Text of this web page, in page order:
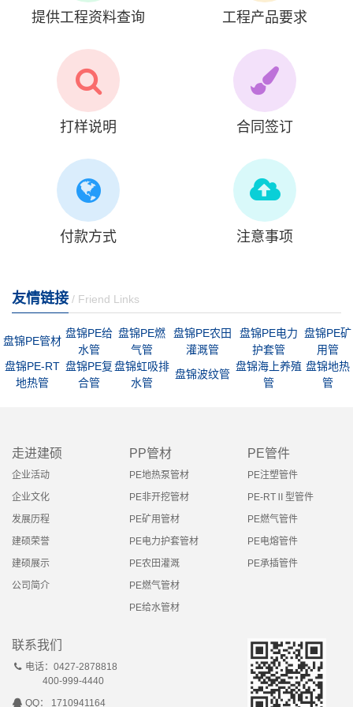
提供工程资料查询 工程产品要求
打样说明 合同签订
付款方式 注意事项
友情链接 / Friend Links
盘锦PE管材
盘锦PE给
水管
盘锦PE燃
气管
盘锦PE农田
灌溉管
盘锦PE电力
护套管
盘锦PE矿
用管
盘锦PE-RT
地热管
盘锦PE复
合管
盘锦虹吸排
水管
盘锦波纹管
盘锦海上养殖
管
盘锦地热
管
走进建硕
企业活动
企业文化
发展历程
建硕荣誉
建硕展示
公司简介
PP管材
PE地热泵管材
PE非开挖管材
PE矿用管材
PE电力护套管材
PE农田灌溉
PE燃气管材
PE给水管材
PE管件
PE注塑管件
PE-RTⅡ型管件
PE燃气管件
PE电熔管件
PE承插管件
联系我们
电话：0427-2878818
400-999-4440
QQ： 1710941164